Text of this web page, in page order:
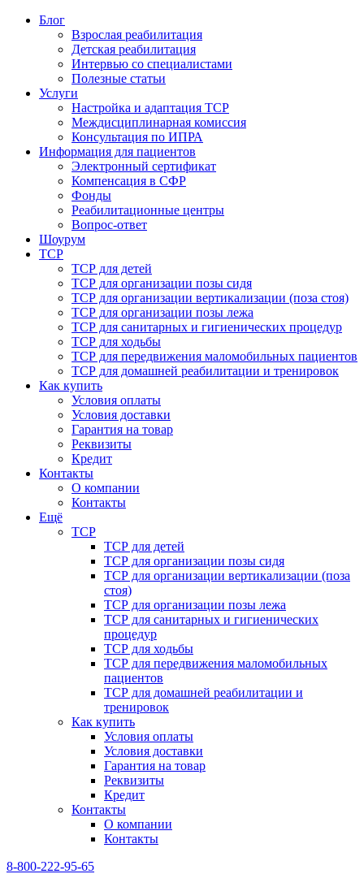
Блог
Взрослая реабилитация
Детская реабилитация
Интервью со специалистами
Полезные статьи
Услуги
Настройка и адаптация ТСР
Междисциплинарная комиссия
Консультация по ИПРА
Информация для пациентов
Электронный сертификат
Компенсация в СФР
Фонды
Реабилитационные центры
Вопрос-ответ
Шоурум
ТСР
ТСР для детей
ТСР для организации позы сидя
ТСР для организации вертикализации (поза стоя)
ТСР для организации позы лежа
ТСР для санитарных и гигиенических процедур
ТСР для ходьбы
ТСР для передвижения маломобильных пациентов
ТСР для домашней реабилитации и тренировок
Как купить
Условия оплаты
Условия доставки
Гарантия на товар
Реквизиты
Кредит
Контакты
О компании
Контакты
Ещё
ТСР
ТСР для детей
ТСР для организации позы сидя
ТСР для организации вертикализации (поза
стоя)
ТСР для организации позы лежа
ТСР для санитарных и гигиенических
процедур
ТСР для ходьбы
ТСР для передвижения маломобильных
пациентов
ТСР для домашней реабилитации и
тренировок
Как купить
Условия оплаты
Условия доставки
Гарантия на товар
Реквизиты
Кредит
Контакты
О компании
Контакты
8-800-222-95-65